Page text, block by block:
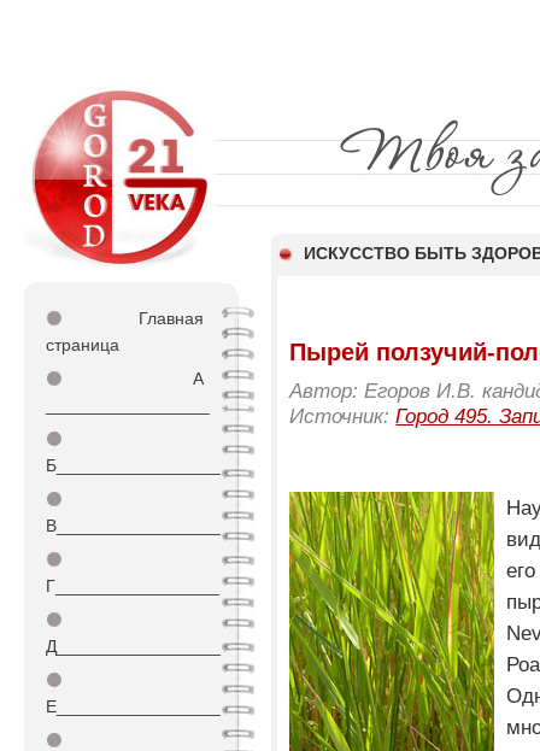
ИСКУССТВО БЫТЬ
⚫
Главная
страница
⚫
А
⚫
Б_________________
⚫
В_________________
⚫
Г_________________
⚫
Д_________________
⚫
Е_________________
⚫
Пырей ползучий-
Автор: Егоров И.В.
Источник:Город 495.